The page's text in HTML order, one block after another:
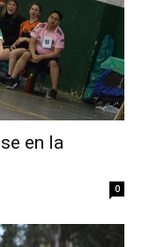
en la
0